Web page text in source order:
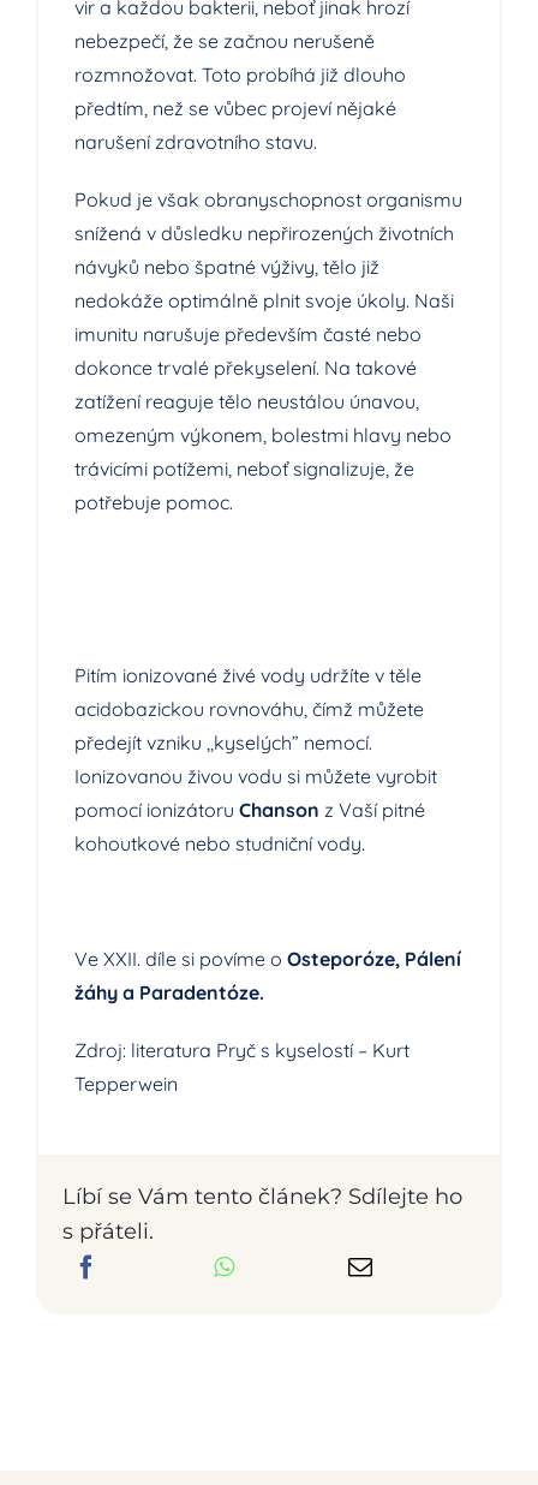
vir a každou bakterii, neboť jinak hrozí
nebezpečí, že se začnou nerušeně
rozmnožovat. Toto probíhá již dlouho
předtím, než se vůbec projeví nějaké
narušení zdravotního stavu.
Pokud je však obranyschopnost organismu
snížená v důsledku nepřirozených životních
návyků nebo špatné výživy, tělo již
nedokáže optimálně plnit svoje úkoly. Naši
imunitu narušuje především časté nebo
dokonce trvalé překyselení. Na takové
zatížení reaguje tělo neustálou únavou,
omezeným výkonem, bolestmi hlavy nebo
trávicími potížemi, neboť signalizuje, že
potřebuje pomoc.
Pitím ionizované živé vody udržíte v těle
acidobazickou rovnováhu, čímž můžete
předejít vzniku ,,kyselých” nemocí.
Ionizovanou živou vodu si můžete vyrobit
pomocí ionizátoru Chanson z Vaší pitné
kohoutkové nebo studniční vody.
Ve XXII. díle si povíme o Osteporóze, Pálení
žáhy a Paradentóze.
Zdroj: literatura Pryč s kyselostí – Kurt
Tepperwein
Líbí se Vám tento článek? Sdílejte ho
s přáteli.